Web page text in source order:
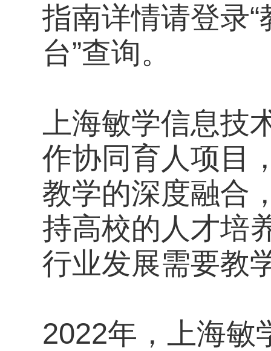
指南详情请登录
台”查询。
上海敏学信息
作协同育人项目
教学的深度融合
持高校的人才培
行业发展需要教
2022年，上海敏